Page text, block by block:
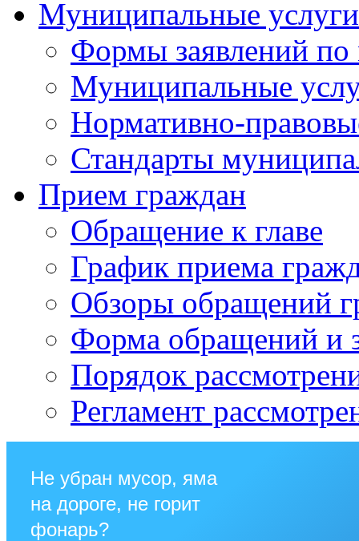
Муниципальные услуги
Формы заявлений
Муниципальные
Нормативно-
Стандарты
Прием граждан
Обращение к главе
График приема
Обзоры обращений
Форма обращений и
Порядок
Регламент
Не убран мусор, яма
на дороге, не горит
фонарь?